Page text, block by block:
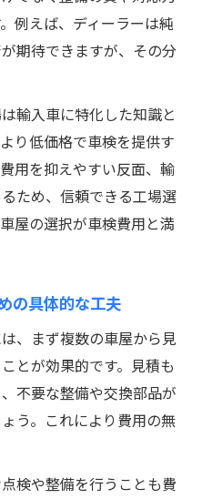
例えば、ディーラーは純
期待できますが、その分
輸入車に特化した知識と
り低価格で車検を提供す
用を抑えやすい反面、輸
ため、信頼できる工場選
屋の選択が車検費用と満
の具体的な工夫
、まず複数の車屋から見
とが効果的です。見積も
不要な整備や交換部品が
う。これにより費用の無
検や整備を行うことも費